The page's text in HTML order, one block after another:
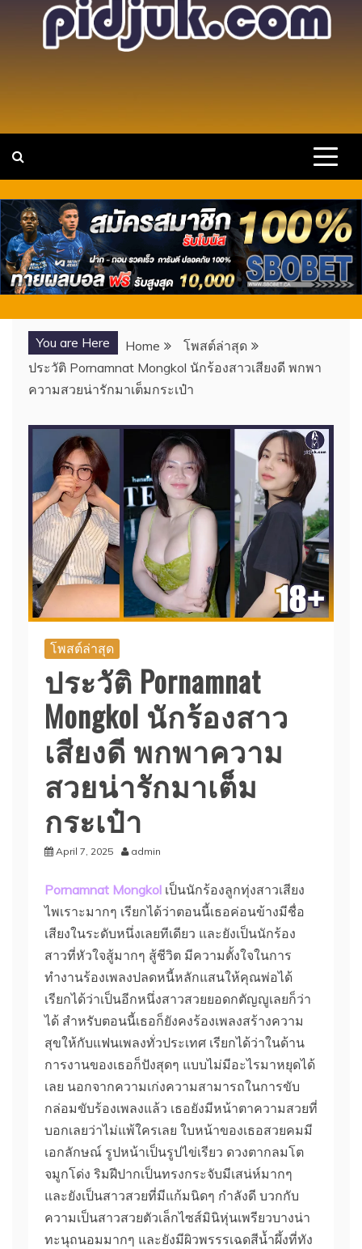
ดอล ดาว X TIKTOK ONLYFANS
ดาวTIKTOK พร้อมเปิดประการณ์ใหม่ๆ กับไอดอลสาวดาวดวง
You are Here Home
โพสต์ล่าสุด
ประวัติ Pornamnat Mongkol นักร้องสาวเสียงดี พกพา
ความสวยน่ารักมาเต็มกระเป๋า
โพสต์ล่าสุด
ประวัติ Pornamnat
Mongkol นักร้องสาว
เสียงดี พกพาความ
สวยน่ารักมาเต็ม
กระเป๋า
April 7, 2025 admin
Pornamnat Mongkol เป็นนักร้องลูกทุ่งสาวเสียง
ไพเราะมากๆ เรียกได้ว่าตอนนี้เธอค่อนข้างมีชื่อ
เสียงในระดับหนึ่งเลยทีเดียว และยังเป็นนักร้อง
สาวที่หัวใจสู้มากๆ สู้ชีวิต มีความตั้งใจในการ
ทำงานร้องเพลงปลดหนี้หลักแสนให้คุณพ่อได้
เรียกได้ว่าเป็นอีกหนึ่งสาวสวยยอดกตัญญูเลยก็ว่า
ได้ สำหรับตอนนี้เธอก็ยังคงร้องเพลงสร้างความ
สุขให้กับแฟนเพลงทั่วประเทศ เรียกได้ว่าในด้าน
การงานของเธอก็ปังสุดๆ แบบไม่มีอะไรมาหยุดได้
เลย นอกจากความเก่งความสามารถในการขับ
กล่อมขับร้องเพลงแล้ว เธอยังมีหน้าตาความสวยที่
บอกเลยว่าไม่แพ้ใครเลย ใบหน้าของเธอสวยคมมี
เอกลักษณ์ รูปหน้าเป็นรูปไข่เรียว ดวงตากลมโต
จมูกโด่ง ริมฝีปากเป็นทรงกระจับมีเสน่ห์มากๆ
และยังเป็นสาวสวยที่มีแก้มนิดๆ กำลังดี บวกกับ
ความเป็นสาวสวยตัวเล็กไซส์มินิหุ่นเพรียวบางน่า
ทะนุถนอมมากๆ และยังมีผิวพรรรเฉดสีน้ำผึ้งที่ทัง